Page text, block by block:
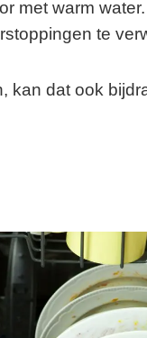
met warm
te
kan dat ook